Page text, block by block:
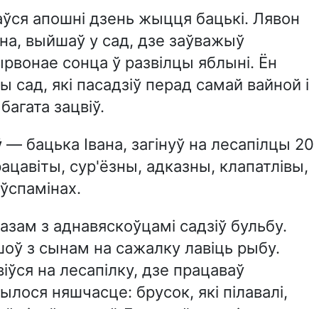
апошні дзень жыцця бацькі. Лявон
выйшаў у сад, дзе заўважыў
сонца ў развілцы яблыні. Ён
сад, які пасадзіў перад самай вайной і
зацвіў.
— бацька Івана, загінуў на лесапілцы 20
сур'ёзны, адказны, клапатлівы,
з аднавяскоўцамі садзіў бульбу.
з сынам на сажалку лавіць рыбу.
на лесапілку, дзе працаваў
няшчасце: брусок, які пілавалі,